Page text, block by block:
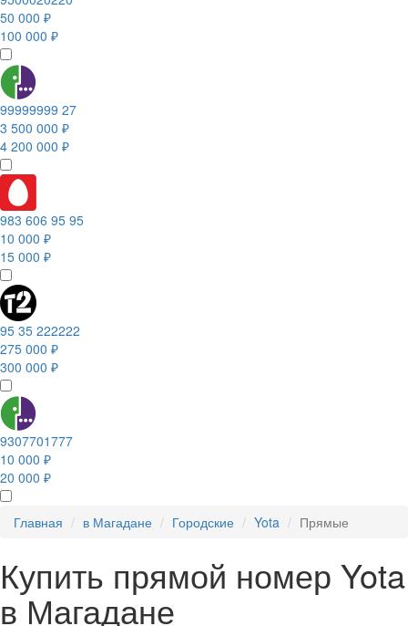
50 000 ₽
100 000 ₽
99999999 27
3 500 000 ₽
4 200 000 ₽
983 606 95 95
10 000 ₽
15 000 ₽
95 35 222222
275 000 ₽
300 000 ₽
9307701777
10 000 ₽
20 000 ₽
Главная в Магадане Городские Yota Прямые
Купить прямой номер Yota
в Магадане